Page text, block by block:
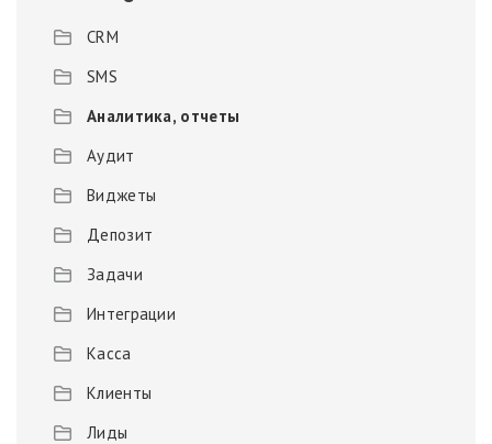
CRM
SMS
Аналитика, отчеты
Аудит
Виджеты
Депозит
Задачи
Интеграции
Касса
Клиенты
Лиды